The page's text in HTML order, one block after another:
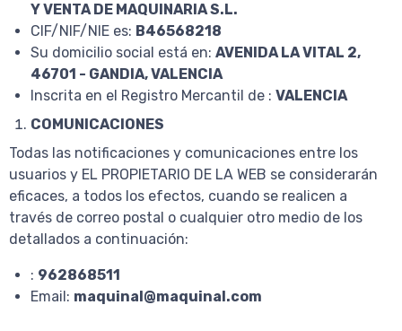
Y VENTA DE MAQUINARIA S.L.
CIF/NIF/NIE es: B46568218
Su domicilio social está en: AVENIDA LA VITAL 2,
46701 - GANDIA, VALENCIA
Inscrita en el Registro Mercantil de : VALENCIA
COMUNICACIONES
Todas las notificaciones y comunicaciones entre los
usuarios y EL PROPIETARIO DE LA WEB se considerarán
eficaces, a todos los efectos, cuando se realicen a
través de correo postal o cualquier otro medio de los
detallados a continuación:
: 962868511
Email: maquinal@maquinal.com